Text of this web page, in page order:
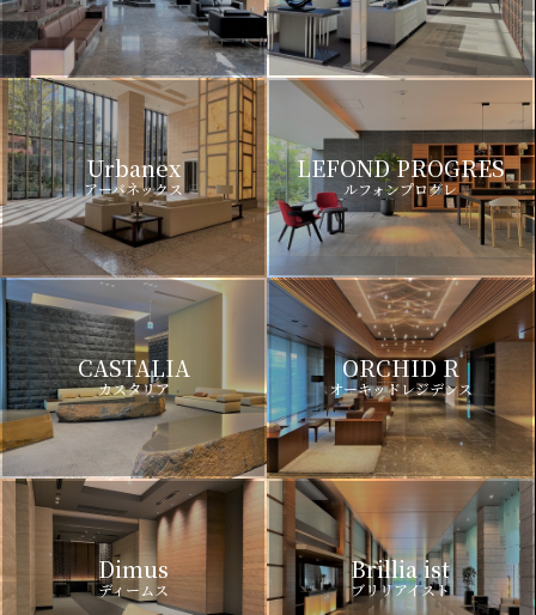
Urbanex
アーバネックス
LEFOND PROGRES
ルフォンプログレ
CASTALIA
カスタリア
ORCHID R
オーキッドレジデンス
Dimus
ディームス
Brillia ist
ブリリアイスト